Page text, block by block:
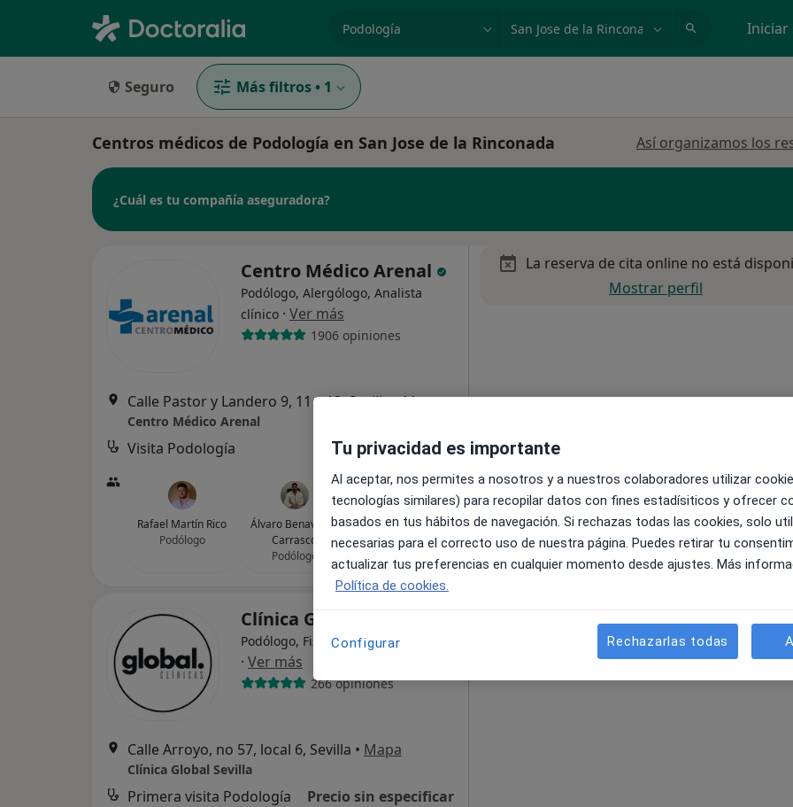
especialidad, enfermedad o nombre Iniciar
Seguro Más filtros • 1
Centros médicos de Podología en San Jose de la Rinconada Así organizamos los
¿Cuál es tu compañía aseguradora?
Centro Médico Arenal
Podólogo, Alergólogo, Analista
clínico · Ver más
1906 opiniones
Calle Pastor y Landero 9, 11 y 13, Sevilla•Mapa
Centro Médico Arenal
Visita Podología 30 €
Rafael Martín Rico
Podólogo
Álvaro Benavente
Carrasco
Podólogo
La reserva de cita online no está
Mostrar perfil
Clínica Global Sevilla
Podólogo, Fisioterapeuta, Logopeda
· Ver más
266 opiniones
Calle Arroyo, no 57, local 6, Sevilla • Mapa
Clínica Global Sevilla
Primera visita Podología
Precio sin especificar
Mostrar perfil
Tu privacidad es importante
Al aceptar, nos permites a nosotros y a nuestros colaboradores utilizar
tecnologías similares) para recopilar datos con fines estadísiticos y ofrecer
basados en tus hábitos de navegación. Si rechazas todas las cookies, solo
necesarias para el correcto uso de nuestra página. Puedes retirar tu
actualizar tus preferencias en cualquier momento desde ajustes. Más
Política de cookies.
Configurar Rechazarlas todas